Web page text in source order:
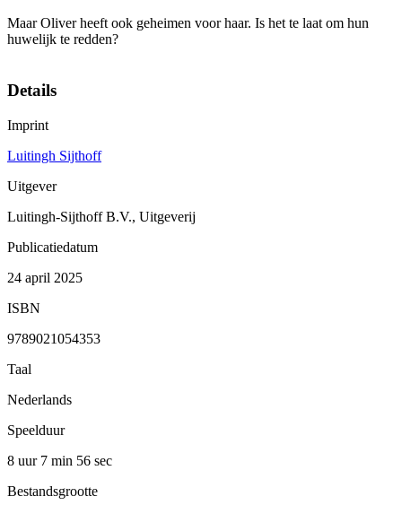
Maar Oliver heeft ook geheimen voor haar. Is het te laat om hun
huwelijk te redden?
Details
Imprint
Luitingh Sijthoff
Uitgever
Luitingh-Sijthoff B.V., Uitgeverij
Publicatiedatum
24 april 2025
ISBN
9789021054353
Taal
Nederlands
Speelduur
8 uur 7 min 56 sec
Bestandsgrootte